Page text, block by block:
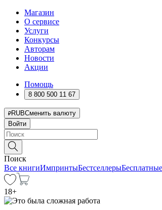
Магазин
О сервисе
Услуги
Конкурсы
Авторам
Новости
Акции
Помощь
8 800 500 11 67
RUBСменить валюту
Войти
Поиск
Все книгиИмпринтыБестселлерыБесплатные
18+